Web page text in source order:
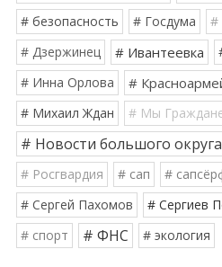
# безопасность
# Госдума
#
# Дзержинец
# Ивантеевка
# Инна Орлова
#
# Михаил Ждан
# Мы
# Новости большого округа
# Росгвардия # сап #
# Сергей Пахомов
# Сергиев
# спорт
# ФНС # экология